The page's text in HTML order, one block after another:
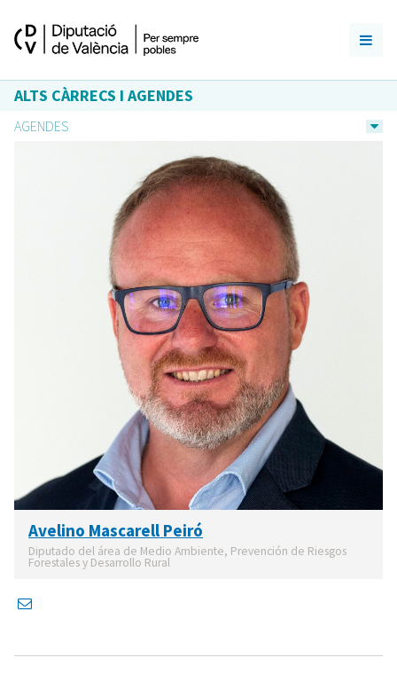
ALTS CÀRRECS I AGENDES
AGENDES
Avelino Mascarell Peiró
Diputado del área de Medio Ambiente, Prevención de Riesgos
Forestales y Desarrollo Rural